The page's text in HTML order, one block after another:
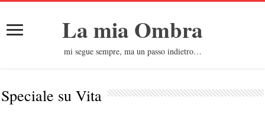
La mia Ombra
mi segue sempre, ma un passo indietro…
Speciale suVita